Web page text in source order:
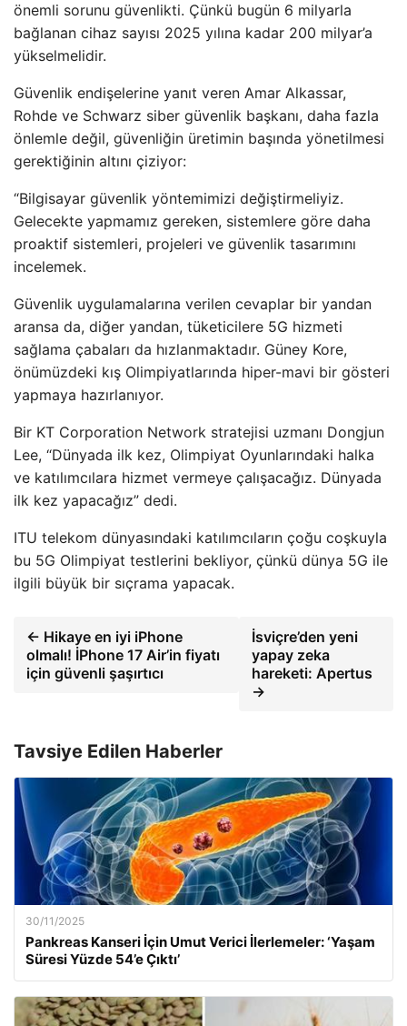
önemli sorunu güvenlikti. Çünkü bugün 6 milyarla
bağlanan cihaz sayısı 2025 yılına kadar 200 milyar’a
yükselmelidir.
Güvenlik endişelerine yanıt veren Amar Alkassar,
Rohde ve Schwarz siber güvenlik başkanı, daha fazla
önlemle değil, güvenliğin üretimin başında yönetilmesi
gerektiğinin altını çiziyor:
“Bilgisayar güvenlik yöntemimizi değiştirmeliyiz.
Gelecekte yapmamız gereken, sistemlere göre daha
proaktif sistemleri, projeleri ve güvenlik tasarımını
incelemek.
Güvenlik uygulamalarına verilen cevaplar bir yandan
aransa da, diğer yandan, tüketicilere 5G hizmeti
sağlama çabaları da hızlanmaktadır. Güney Kore,
önümüzdeki kış Olimpiyatlarında hiper-mavi bir gösteri
yapmaya hazırlanıyor.
Bir KT Corporation Network stratejisi uzmanı Dongjun
Lee, “Dünyada ilk kez, Olimpiyat Oyunlarındaki halka
ve katılımcılara hizmet vermeye çalışacağız. Dünyada
ilk kez yapacağız” dedi.
ITU telekom dünyasındaki katılımcıların çoğu coşkuyla
bu 5G Olimpiyat testlerini bekliyor, çünkü dünya 5G ile
ilgili büyük bir sıçrama yapacak.
← Hikaye en iyi iPhone
olmalı! İPhone 17 Air’in fiyatı
için güvenli şaşırtıcı
İsviçre’den yeni
yapay zeka
hareketi: Apertus
→
Tavsiye Edilen Haberler
30/11/2025
Pankreas Kanseri İçin Umut Verici İlerlemeler: ‘Yaşam
Süresi Yüzde 54’e Çıktı’